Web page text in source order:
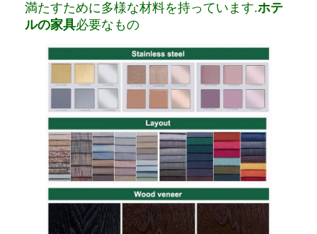
満たすために多様な材料を持っています.ホテ
ルの家具必要なもの